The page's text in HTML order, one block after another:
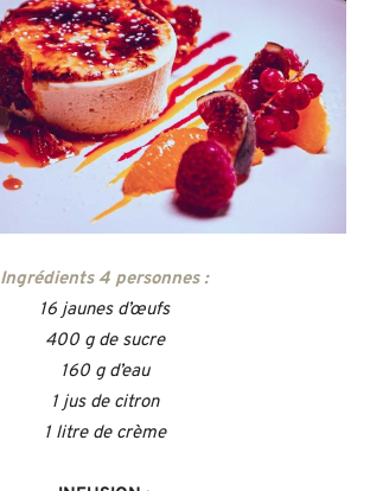
Ingrédients 4 personnes :
16 jaunes d’œufs
400 g de sucre
160 g d’eau
1 jus de citron
1 litre de crème